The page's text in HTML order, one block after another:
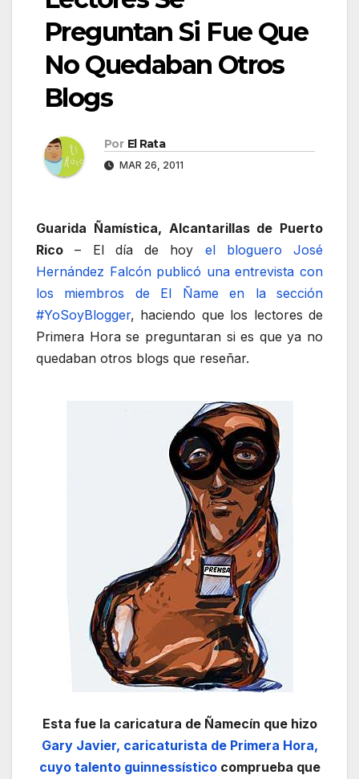
Preguntan Si Fue Que
No Quedaban Otros
Blogs
Por El Rata
MAR 26, 2011
Guarida Ñamística, Alcantarillas de Puerto
Rico – El día de hoy el bloguero José
Hernández Falcón publicó una entrevista con
los miembros de El Ñame en la sección
#YoSoyBlogger, haciendo que los lectores de
Primera Hora se preguntaran si es que ya no
quedaban otros blogs que reseñar.
Esta fue la caricatura de Ñamecín que hizo
Gary Javier, caricaturista de Primera Hora,
cuyo talento guinnessísticocomprueba que